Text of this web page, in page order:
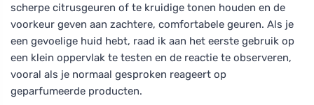
scherpe citrusgeuren of te kruidige tonen houden en de
voorkeur geven aan zachtere, comfortabele geuren. Als je
een gevoelige huid hebt, raad ik aan het eerste gebruik op
een klein oppervlak te testen en de reactie te observeren,
vooral als je normaal gesproken reageert op
geparfumeerde producten.